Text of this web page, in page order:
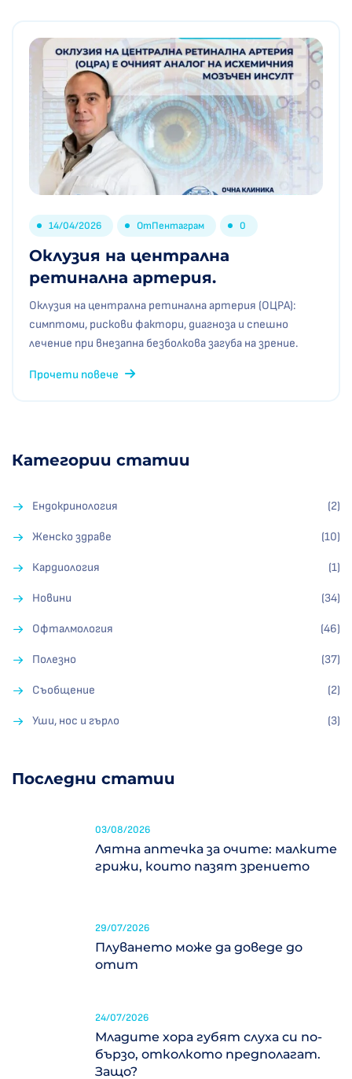
14/04/2026 ОтПентаграм 0
Оклузия на централна
ретинална артерия.
Оклузия на централна ретинална артерия (ОЦРА):
симптоми, рискови фактори, диагноза и спешно
лечение при внезапна безболкова загуба на зрение.
Прочети повече
Категории статии
Ендокринология (2)
Женско здраве (10)
Кардиология (1)
Новини (34)
Офталмология (46)
Полезно (37)
Съобщение (2)
Уши, нос и гърло (3)
Последни статии
03/08/2026
Лятна аптечка за очите: малките
грижи, които пазят зрението
29/07/2026
Плуването може да доведе до
отит
24/07/2026
Младите хора губят слуха си по-
бързо, отколкото предполагат.
Защо?